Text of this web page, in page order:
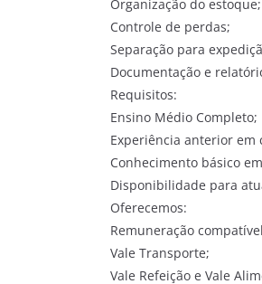
Organização do estoque;
Controle de perdas;
Separação para
Documentação e
Requisitos:
Ensino Médio Completo;
Experiência anterior
Conhecimento básico
Disponibilidade para
Oferecemos:
Remuneração
Vale Transporte;
Vale Refeição e Vale